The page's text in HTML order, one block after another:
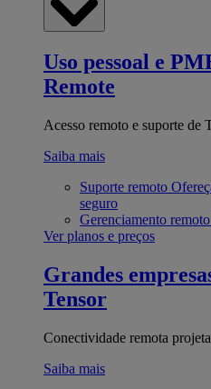
Uso pessoal e
Remote
Acesso remoto e suporte de
Saiba mais
Suporte remoto
seguro
Gerenciamento remoto
Ver planos e preços
Grandes
Tensor
Conectividade remota
Saiba mais